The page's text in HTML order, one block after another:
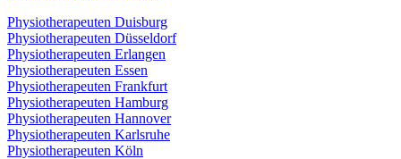
Physiotherapeuten Duisburg
Physiotherapeuten Düsseldorf
Physiotherapeuten Erlangen
Physiotherapeuten Essen
Physiotherapeuten Frankfurt
Physiotherapeuten Hamburg
Physiotherapeuten Hannover
Physiotherapeuten Karlsruhe
Physiotherapeuten Köln